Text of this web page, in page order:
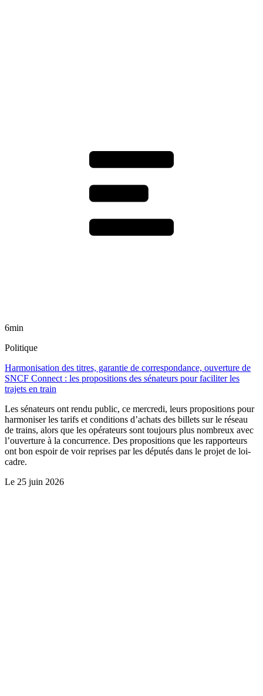
6min
Politique
Harmonisation des titres, garantie de correspondance, ouverture de
SNCF Connect : les propositions des sénateurs pour faciliter les
trajets en train
Les sénateurs ont rendu public, ce mercredi, leurs propositions pour
harmoniser les tarifs et conditions d’achats des billets sur le réseau
de trains, alors que les opérateurs sont toujours plus nombreux avec
l’ouverture à la concurrence. Des propositions que les rapporteurs
ont bon espoir de voir reprises par les députés dans le projet de loi-
cadre.
Le 25 juin 2026